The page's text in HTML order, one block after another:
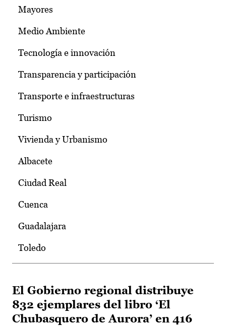
Mayores
Medio Ambiente
Tecnología e innovación
Transparencia y participación
Transporte e infraestructuras
Turismo
Vivienda y Urbanismo
Albacete
Ciudad Real
Cuenca
Guadalajara
Toledo
El Gobierno regional distribuye
832 ejemplares del libro ‘El
Chubasquero de Aurora’ en 416